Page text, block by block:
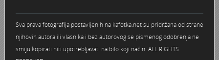
Trgovina Merkur
Stari nogometni stadion
Štafeta mladosti 1988.
Željeznički most preko Kupe
Sva prava fotografija postavljenih na kafotka.net su pridržana od strane
njihovih autora ili vlasnika i bez autorovog se pismenog odobrenja ne
smiju kopirati niti upotrebljavati na bilo koji način. ALL RIGHTS